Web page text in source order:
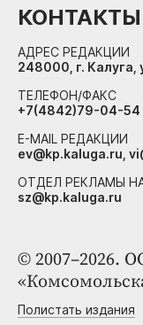
© 2007–2026.
Полистать издания
КОНТАКТЫ
АДРЕС РЕДАКЦИИ
248000, г. Калуга,
ТЕЛЕФОН/ФАКС
+7(4842)79-04-54
E-MAIL РЕДАКЦИИ
ev@kp.kaluga.ru,
ОТДЕЛ РЕКЛАМЫ
sz@kp.kaluga.ru